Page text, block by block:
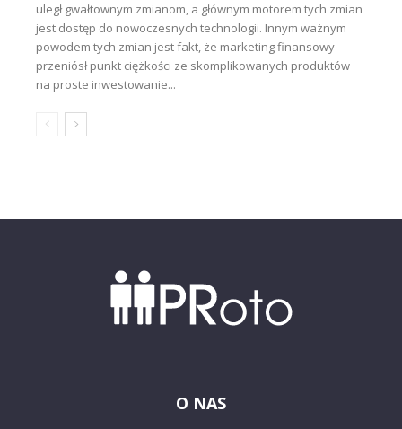
uległ gwałtownym zmianom, a głównym motorem tych zmian
jest dostęp do nowoczesnych technologii. Innym ważnym
powodem tych zmian jest fakt, że marketing finansowy
przeniósł punkt ciężkości ze skomplikowanych produktów
na proste inwestowanie...
O NAS